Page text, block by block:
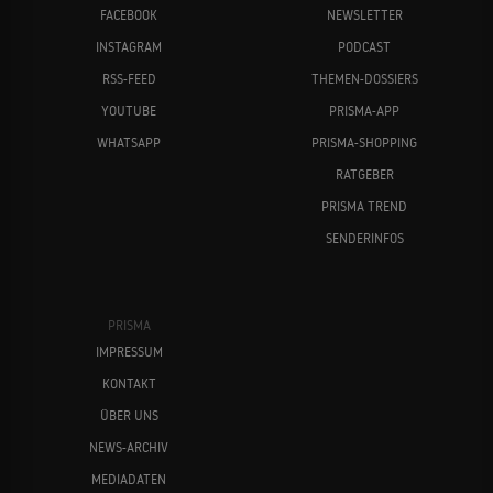
FACEBOOK
INSTAGRAM
RSS-FEED
YOUTUBE
WHATSAPP
NEWSLETTER
PODCAST
THEMEN-DOSSIERS
PRISMA-APP
PRISMA-SHOPPING
RATGEBER
PRISMA TREND
SENDERINFOS
PRISMA
IMPRESSUM
KONTAKT
ÜBER UNS
NEWS-ARCHIV
MEDIADATEN